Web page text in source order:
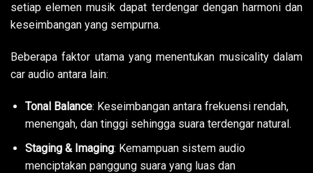
setiap elemen musik dapat terdengar dengan harmoni dan
keseimbangan yang sempurna.
Beberapa faktor utama yang menentukan musicality dalam
car audio antara lain:
Tonal Balance: Keseimbangan antara frekuensi rendah,
menengah, dan tinggi sehingga suara terdengar natural.
Staging & Imaging: Kemampuan sistem audio
menciptakan panggung suara yang luas dan